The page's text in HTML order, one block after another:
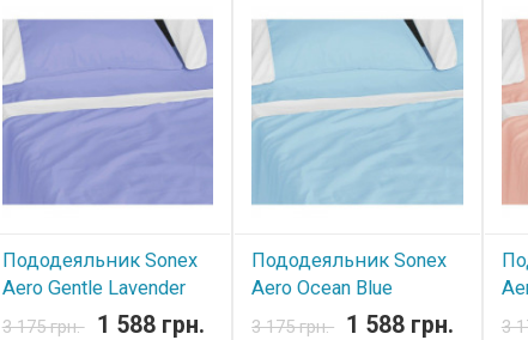
Вставки: Air-Tex, 100%
полиэстер. Производитель:
Sonex (Украина).
Вставки: Air-Tex, 100%
полиэстер. Производитель:
Sonex (Украина).
Пододеяльник Sonex
Aero Gentle Lavender
145х210 см
3 175 грн. 1 588 грн.
Пододеяльник Sonex
Aero Ocean Blue
145х210 см
3 175 грн. 1 588 грн. 3